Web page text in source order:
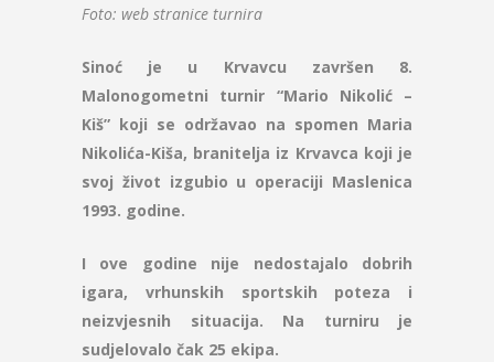
Foto: web stranice turnira
Sinoć je u Krvavcu završen 8.
Malonogometni turnir “Mario Nikolić –
Kiš” koji se održavao na spomen Maria
Nikolića-Kiša, branitelja iz Krvavca koji je
svoj život izgubio u operaciji Maslenica
1993. godine.
I ove godine nije nedostajalo dobrih
igara, vrhunskih sportskih poteza i
neizvjesnih situacija. Na turniru je
sudjelovalo čak 25 ekipa.